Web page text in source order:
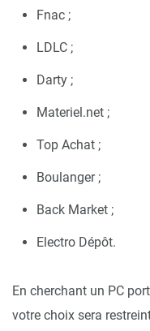
Fnac ;
LDLC ;
Darty ;
Materiel.net ;
Top Achat ;
Boulanger ;
Back Market ;
Electro Dépôt.
En cherchant un PC
votre choix sera